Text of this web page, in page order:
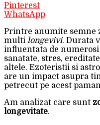
Pinterest
WhatsApp
Printre anumite semne
multi longevivi. Durata
influentata de
sanatate, stres,
altele. Ezoteristii si
are un impact asupra
petrecut pe acest
Am analizat care sunt
longevitate.